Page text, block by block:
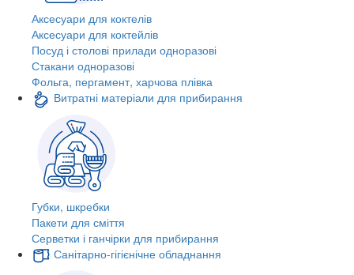
Аксесуари для коктелів
Аксесуари для коктейлів
Посуд і столові прилади одноразові
Стакани одноразові
Фольга, пергамент, харчова плівка
Витратні матеріали для прибирання
Губки, шкребки
Пакети для сміття
Серветки і ганчірки для прибирання
Санітарно-гігієнічне обладнання